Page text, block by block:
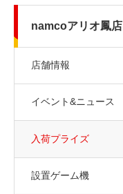
namcoアリオ鳳店
店舗情報
イベント&ニュース
入荷プライズ
設置ゲーム機